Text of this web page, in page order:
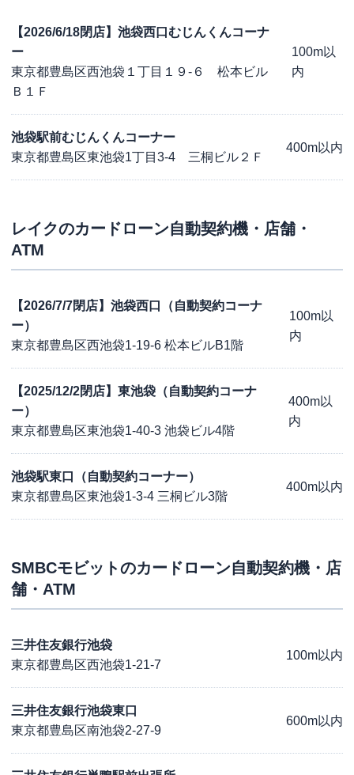
【2026/6/18閉店】池袋西口むじんくんコーナ
ー
東京都豊島区西池袋１丁目１９-６ 松本ビル
Ｂ１Ｆ
100m以
内
池袋駅前むじんくんコーナー
東京都豊島区東池袋1丁目3-4 三桐ビル２Ｆ
400m以内
レイクのカードローン自動契約機・店舗・
ATM
【2026/7/7閉店】池袋西口（自動契約コーナ
ー）
東京都豊島区西池袋1-19-6 松本ビルB1階
100m以
内
【2025/12/2閉店】東池袋（自動契約コーナ
ー）
東京都豊島区東池袋1-40-3 池袋ビル4階
400m以
内
池袋駅東口（自動契約コーナー）
東京都豊島区東池袋1-3-4 三桐ビル3階
400m以内
SMBCモビットのカードローン自動契約機・店
舗・ATM
三井住友銀行池袋
東京都豊島区西池袋1-21-7
100m以内
三井住友銀行池袋東口
東京都豊島区南池袋2-27-9
600m以内